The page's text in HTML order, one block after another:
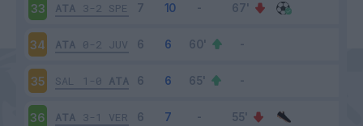
33 ATA 3-2 SPE
34 ATA 0-2 JUV
35 SAL 1-0 ATA
36 ATA 3-1 VER